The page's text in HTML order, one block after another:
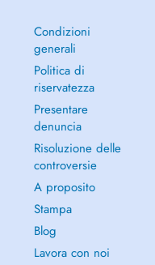
Condizioni
generali
Politica di
riservatezza
Presentare
denuncia
Risoluzione delle
controversie
A proposito
Stampa
Blog
Lavora con noi